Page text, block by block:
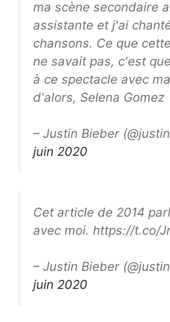
ma scène secondaire
assistante et j'ai
chansons. Ce que
ne savait pas, c'est
à ce spectacle avec
d'alors, Selena Gomez
– Justin Bieber
juin 2020
Cet article de 2014
avec moi. https://t.co/
– Justin Bieber
juin 2020